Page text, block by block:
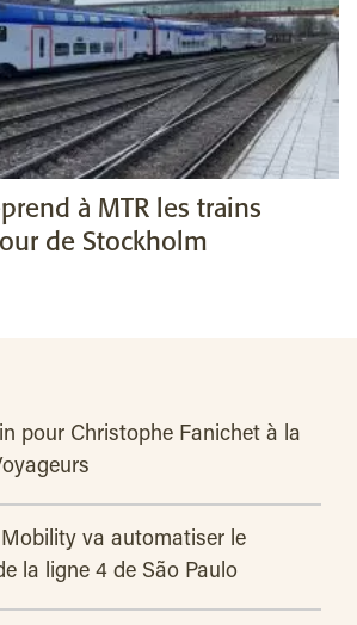
à MTR les trains
de Stockholm
pour Christophe Fanichet à la
Mobility va automatiser le
la ligne 4 de São Paulo